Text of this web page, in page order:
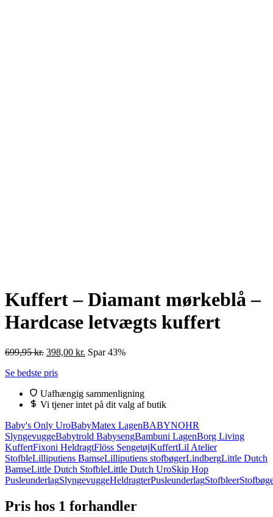
Kuffert – Diamant mørkeblå –
Hardcase letvægts kuffert
699,95kr. Den
pris
699,95 kr..
398,00 kr. Den
398,00 kr..
Spar 43%
Se bedste pris
Uafhængig sammenligning
Vi tjener intet på dit valg af butik
Baby's Only UroBabyMatex LagenBABYNOHR
SlyngevuggeBabytrold BabysengBambuni LagenBorg Living
KuffertFixoni HeldragtFlöss SengetøjKuffertLil Atelier
StofbleLilliputiens BamseLilliputiens stofbøgerLindbergLittle Dutch
BamseLittle Dutch StofbleLittle Dutch UroSkip Hop
PusleunderlagSlyngevuggeHeldragterPusleunderlagStofbleer
Pris hos 1 forhandler